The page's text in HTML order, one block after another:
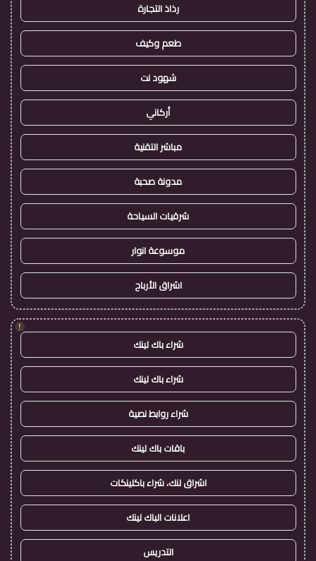
رذاذ التجارة
طعم وكيف
شهود نت
أركاني
مباشر التقنية
مدونة صحبة
شرقيات السياحة
موسوعة انوار
اشراق الأرباح
!
شراء باك لينك
شراء باك لينك
شراء روابط نصية
باقات باك لينك
اشراق لنك، شراء باكلينكات
اعلانات الباك لينك
التدريس